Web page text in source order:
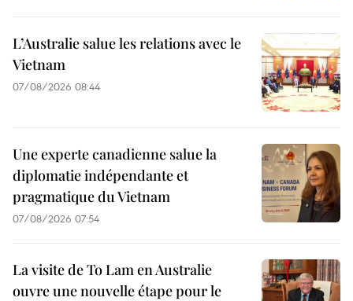
L’Australie salue les relations avec le
Vietnam
07/08/2026 08:44
Une experte canadienne salue la
diplomatie indépendante et
pragmatique du Vietnam
07/08/2026 07:54
La visite de To Lam en Australie
ouvre une nouvelle étape pour le